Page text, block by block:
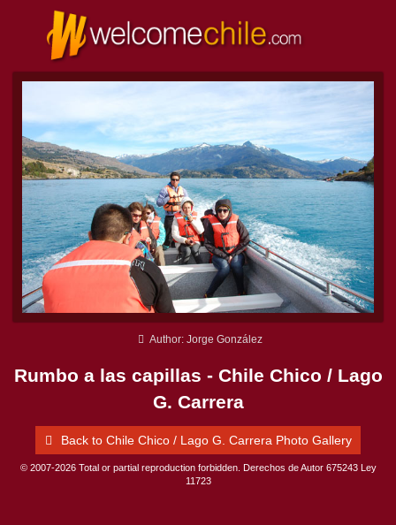
Author: Jorge González
Rumbo a las capillas - Chile Chico / Lago
G. Carrera
Back to Chile Chico / Lago G. Carrera Photo Gallery
© 2007-2026 Total or partial reproduction forbidden. Derechos de Autor 675243 Ley
11723